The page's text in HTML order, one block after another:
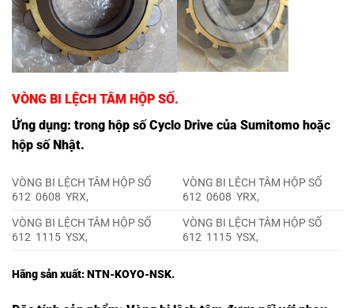
VÒNG BI LỆCH TÂM HỘP SỐ.
Ứng dụng: trong hộp số Cyclo Drive của Sumitomo hoặc
hộp số Nhật.
VÒNG BI LỆCH TÂM HỘP SỐ
612 0608 YRX,
VÒNG BI LỆCH TÂM HỘP SỐ
612 0608 YRX,
VÒNG BI LỆCH TÂM HỘP SỐ
612 1115 YSX,
VÒNG BI LỆCH TÂM HỘP SỐ
612 1115 YSX,
Hãng sản xuất: NTN-KOYO-NSK.